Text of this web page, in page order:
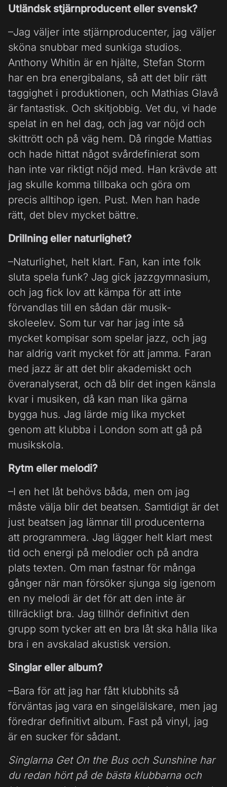
Utländsk stjärnproducent eller svensk?
–Jag väljer inte stjärnproducenter, jag väljer
sköna snubbar med sunkiga studios.
Anthony Whitin är en hjälte, Stefan Storm
har en bra energibalans, så att det blir rätt
taggighet i produktionen, och Mathias Glavå
är fantastisk. Och skitjobbig. Vet du, vi hade
spelat in en hel dag, och jag var nöjd och
skittrött och på väg hem. Då ringde Mattias
och hade hittat något svårdefinierat som
han inte var riktigt nöjd med. Han krävde att
jag skulle komma tillbaka och göra om
precis alltihop igen. Pust. Men han hade
rätt, det blev mycket bättre.
Drillning eller naturlighet?
–Naturlighet, helt klart. Fan, kan inte folk
sluta spela funk? Jag gick jazzgymnasium,
och jag fick lov att kämpa för att inte
förvandlas till en sådan där musik-
skoleelev. Som tur var har jag inte så
mycket kompisar som spelar jazz, och jag
har aldrig varit mycket för att jamma. Faran
med jazz är att det blir akademiskt och
överanalyserat, och då blir det ingen känsla
kvar i musiken, då kan man lika gärna
bygga hus. Jag lärde mig lika mycket
genom att klubba i London som att gå på
musikskola.
Rytm eller melodi?
–I en het låt behövs båda, men om jag
måste välja blir det beatsen. Samtidigt är det
just beatsen jag lämnar till producenterna
att programmera. Jag lägger helt klart mest
tid och energi på melodier och på andra
plats texten. Om man fastnar för många
gånger när man försöker sjunga sig igenom
en ny melodi är det för att den inte är
tillräckligt bra. Jag tillhör definitivt den
grupp som tycker att en bra låt ska hålla lika
bra i en avskalad akustisk version.
Singlar eller album?
–Bara för att jag har fått klubbhits så
förväntas jag vara en singelälskare, men jag
föredrar definitivt album. Fast på vinyl, jag
är en sucker för sådant.
Singlarna Get On the Bus och Sunshine har
du redan hört på de bästa klubbarna och